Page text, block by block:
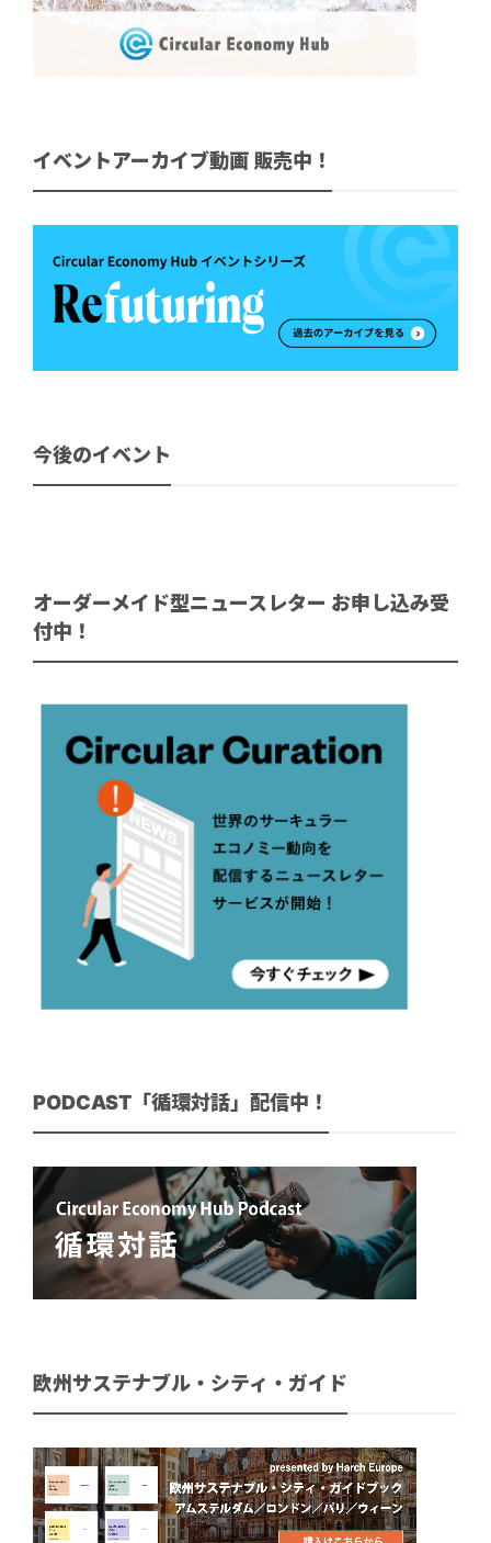
イベントアーカイブ動画 販売中！
今後のイベント
オーダーメイド型ニュースレター お申し込み受
付中！
PODCAST「循環対話」配信中！
欧州サステナブル・シティ・ガイド